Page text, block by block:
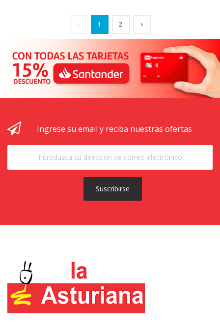
1 2
Ingrese su email y reciba nuestras ofertas
Suscribirse